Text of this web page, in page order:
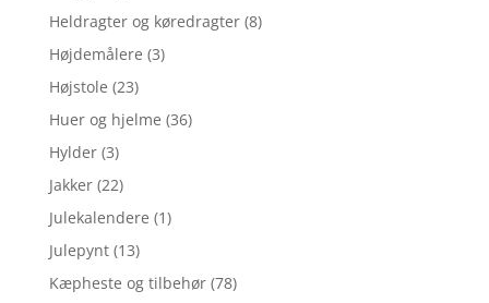
Heldragter og køredragter (8)
Højdemålere (3)
Højstole (23)
Huer og hjelme (36)
Hylder (3)
Jakker (22)
Julekalendere (1)
Julepynt (13)
Kæpheste og tilbehør (78)